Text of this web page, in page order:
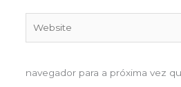
navegador para a próxima vez